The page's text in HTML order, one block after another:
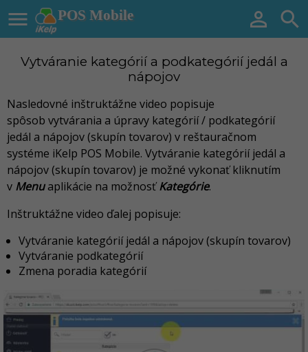
POS Mobile
  
Vytváranie kategórií a podkategórií jedál a
nápojov
Nasledovné inštruktážne video popisuje
spôsob vytvárania a úpravy kategórií / podkategórií
jedál a nápojov (skupín tovarov) v reštauračnom
systéme iKelp POS Mobile. Vytváranie kategórií jedál a
nápojov (skupín tovarov) je možné vykonať kliknutím
v Menuaplikácie na možnosťKategórie.
Inštruktážne video ďalej popisuje:
Vytváranie kategórií jedál a nápojov (skupín tovarov)
Vytváranie podkategórií
Zmena poradia kategórií